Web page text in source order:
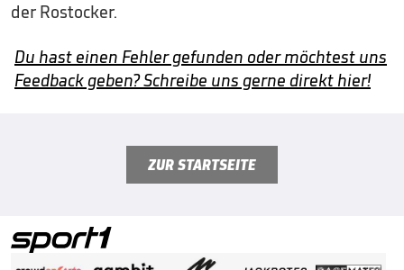
der Rostocker.
Du hast einen Fehler gefunden oder möchtest uns
Feedback geben? Schreibe uns gerne direkt hier!
ZUR STARTSEITE